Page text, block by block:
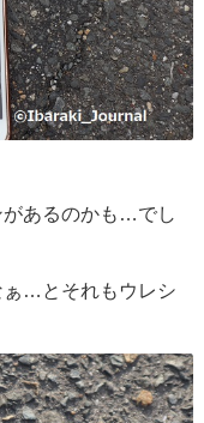
があるのかも…でし
ぁ…とそれもウレシ